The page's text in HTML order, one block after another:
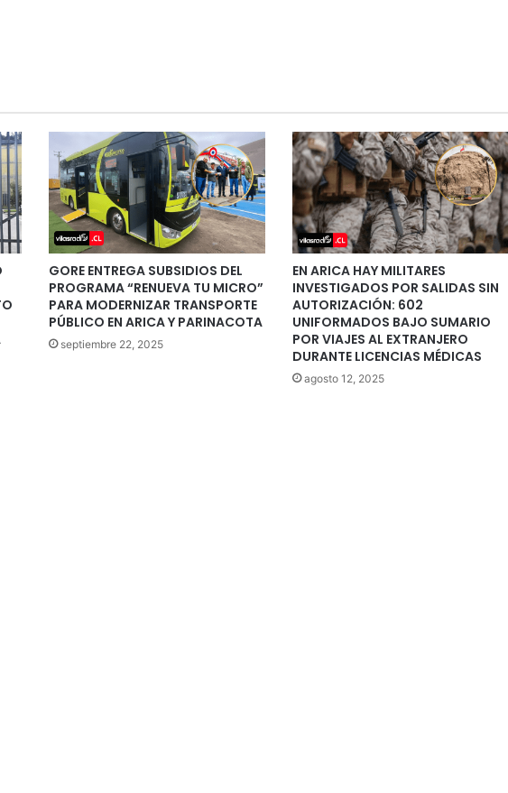
GORE ENTREGA SUBSIDIOS DEL
PROGRAMA “RENUEVA TU MICRO”
PARA MODERNIZAR TRANSPORTE
PÚBLICO EN ARICA Y PARINACOTA
septiembre 22, 2025
EN ARICA HAY MILITARES
INVESTIGADOS POR SALIDAS SIN
AUTORIZACIÓN: 602
UNIFORMADOS BAJO SUMARIO
POR VIAJES AL EXTRANJERO
DURANTE LICENCIAS MÉDICAS
agosto 12, 2025